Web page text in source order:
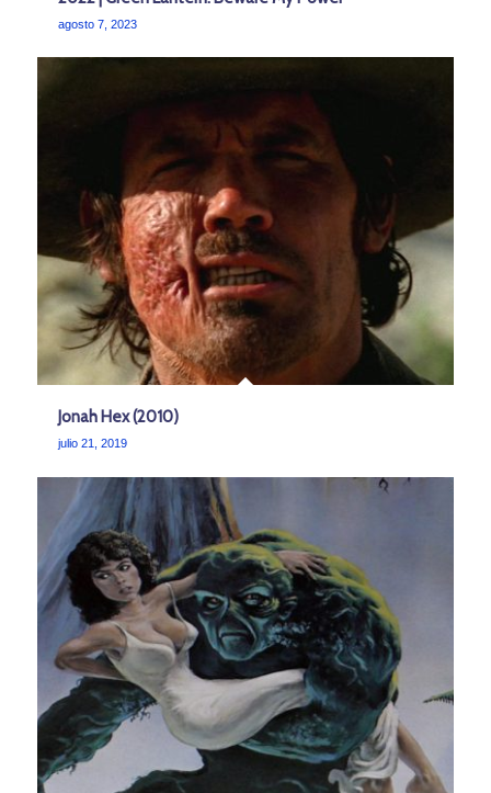
agosto 7, 2023
Jonah Hex (2010)
julio 21, 2019